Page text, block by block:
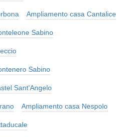
Ampliamento casa Cantalice
Sabino
Sabino
Sant'Angelo
Ampliamento casa Nespolo